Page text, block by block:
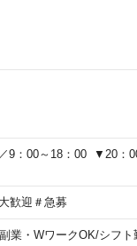
9：00～18：00 ▼20：
歓迎＃急募
業・WワークOK/シフト